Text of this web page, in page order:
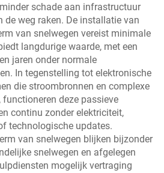
schade aan infrastructuur
de weg raken. De installatie van
van snelwegen vereist minimale
langdurige waarde, met een
jaren onder normale
In tegenstelling tot elektronische
die stroombronnen en complexe
deze passieve
continu zonder elektriciteit,
technologische updates.
van snelwegen blijken bijzonder
snelwegen en afgelegen
mogelijk vertraging